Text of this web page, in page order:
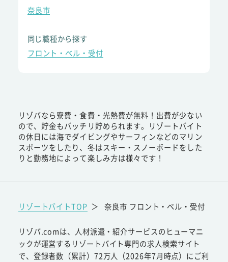
奈良市
同じ職種から探す
フロント・ベル・受付
リゾバなら寮費・食費・光熱費が無料！出費が少ない
ので、貯金もバッチリ貯められます。リゾートバイト
の休日には海でダイビングやサーフィンなどのマリン
スポーツをしたり、冬はスキー・スノーボードをした
りと勤務地によって楽しみ方は様々です！
リゾートバイトTOP ＞ 奈良市 フロント・ベル・受付
リゾバ.comは、人材派遣・紹介サービスのヒューマニ
ックが運営するリゾートバイト専門の求人検索サイト
で、登録者数（累計）72万人（2026年7月時点）にご利